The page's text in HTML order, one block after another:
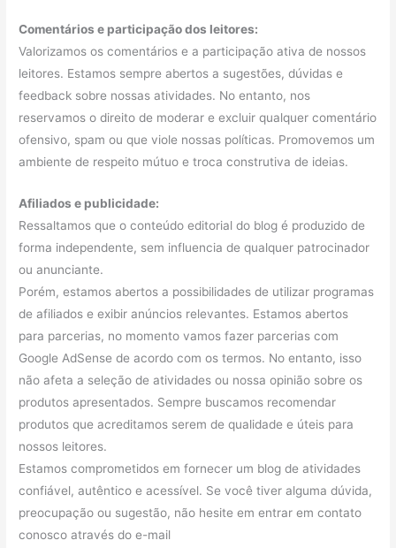
Comentários e participação dos leitores:
Valorizamos os comentários e a participação ativa de nossos
leitores. Estamos sempre abertos a sugestões, dúvidas e
feedback sobre nossas atividades. No entanto, nos
reservamos o direito de moderar e excluir qualquer comentário
ofensivo, spam ou que viole nossas políticas. Promovemos um
ambiente de respeito mútuo e troca construtiva de ideias.
Afiliados e publicidade:
Ressaltamos que o conteúdo editorial do blog é produzido de
forma independente, sem influencia de qualquer patrocinador
ou anunciante.
Porém, estamos abertos a possibilidades de utilizar programas
de afiliados e exibir anúncios relevantes. Estamos abertos
para parcerias, no momento vamos fazer parcerias com
Google AdSense de acordo com os termos. No entanto, isso
não afeta a seleção de atividades ou nossa opinião sobre os
produtos apresentados. Sempre buscamos recomendar
produtos que acreditamos serem de qualidade e úteis para
nossos leitores.
Estamos comprometidos em fornecer um blog de atividades
confiável, autêntico e acessível. Se você tiver alguma dúvida,
preocupação ou sugestão, não hesite em entrar em contato
conosco através do e-mail